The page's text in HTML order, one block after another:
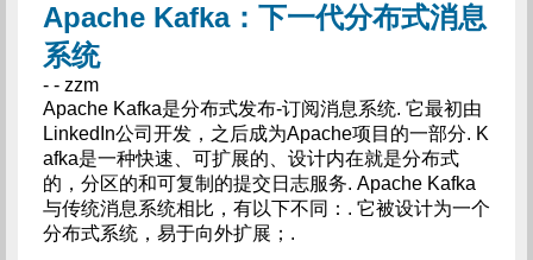
Apache Kafka：下一代分布式消息
系统
- - zzm
Apache Kafka是分布式发布-订阅消息系统. 它最初由
LinkedIn公司开发，之后成为Apache项目的一部分. K
afka是一种快速、可扩展的、设计内在就是分布式
的，分区的和可复制的提交日志服务. Apache Kafka
与传统消息系统相比，有以下不同：. 它被设计为一个
分布式系统，易于向外扩展；.